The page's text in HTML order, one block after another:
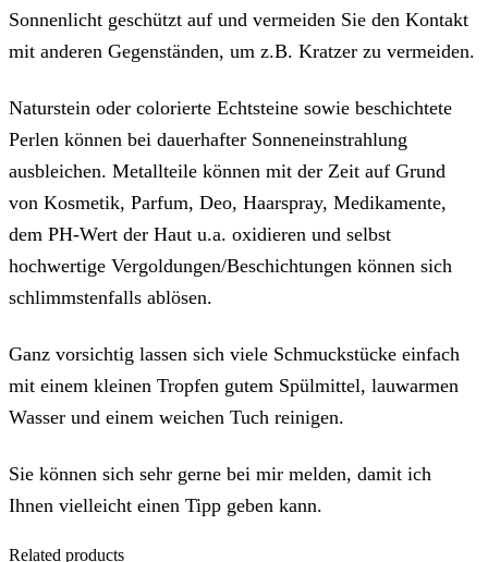
Sonnenlicht geschützt auf und vermeiden Sie den Kontakt
mit anderen Gegenständen, um z.B. Kratzer zu vermeiden.
Naturstein oder colorierte Echtsteine sowie beschichtete
Perlen können bei dauerhafter Sonneneinstrahlung
ausbleichen. Metallteile können mit der Zeit auf Grund
von Kosmetik, Parfum, Deo, Haarspray, Medikamente,
dem PH-Wert der Haut u.a. oxidieren und selbst
hochwertige Vergoldungen/Beschichtungen können sich
schlimmstenfalls ablösen.
Ganz vorsichtig lassen sich viele Schmuckstücke einfach
mit einem kleinen Tropfen gutem Spülmittel, lauwarmen
Wasser und einem weichen Tuch reinigen.
Sie können sich sehr gerne bei mir melden, damit ich
Ihnen vielleicht einen Tipp geben kann.
Related products